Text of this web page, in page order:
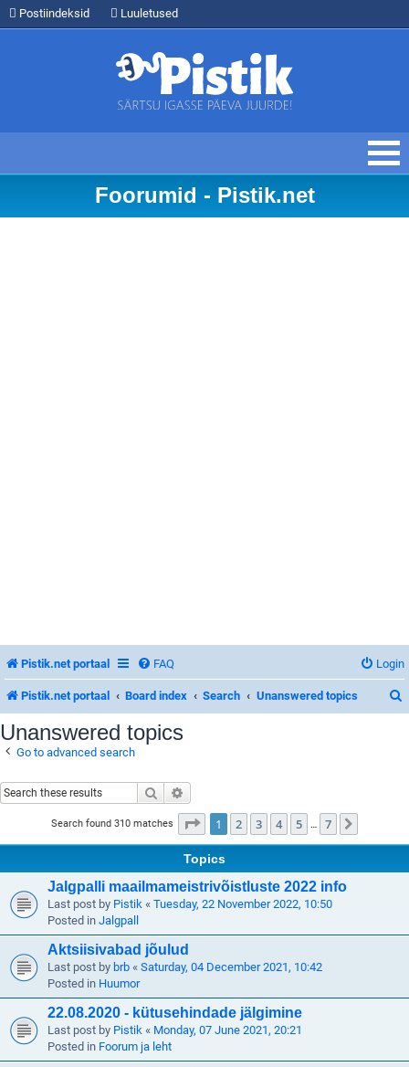
Postiindeksid Luuletused
Foorumid - Pistik.net
Pistik.net portaal FAQ Login
Pistik.net portaal Board index Search Unanswered topics
Unanswered topics
Go to advanced search
Search
Search found 310 matches Page 1of 7
1 2 3 4 5 … 7
Topics
Jalgpalli maailmameistrivõistluste 2022 info
Last post by Pistik « Tuesday, 22 November 2022, 10:50
Posted in Jalgpall
Aktsiisivabad jõulud
Last post by brb « Saturday, 04 December 2021, 10:42
Posted in Huumor
22.08.2020 - kütusehindade jälgimine
Last post by Pistik « Monday, 07 June 2021, 20:21
Posted in Foorum ja leht